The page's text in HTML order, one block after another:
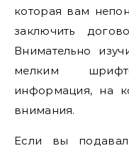
которая вам
заключить
Внимательно
мелким
информация, на
внимания.
Если вы